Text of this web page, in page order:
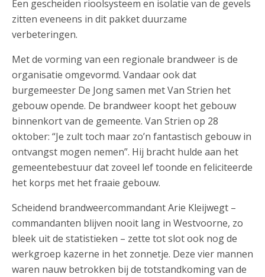
Een gescheiden rioolsysteem en isolatie van de gevels
zitten eveneens in dit pakket duurzame
verbeteringen.
Met de vorming van een regionale brandweer is de
organisatie omgevormd. Vandaar ook dat
burgemeester De Jong samen met Van Strien het
gebouw opende. De brandweer koopt het gebouw
binnenkort van de gemeente. Van Strien op 28
oktober: “Je zult toch maar zo’n fantastisch gebouw in
ontvangst mogen nemen”. Hij bracht hulde aan het
gemeentebestuur dat zoveel lef toonde en feliciteerde
het korps met het fraaie gebouw.
Scheidend brandweercommandant Arie Kleijwegt –
commandanten blijven nooit lang in Westvoorne, zo
bleek uit de statistieken – zette tot slot ook nog de
werkgroep kazerne in het zonnetje. Deze vier mannen
waren nauw betrokken bij de totstandkoming van de